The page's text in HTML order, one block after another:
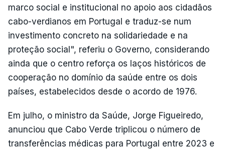
marco social e institucional no apoio aos cidadãos
cabo-verdianos em Portugal e traduz-se num
investimento concreto na solidariedade e na
proteção social", referiu o Governo, considerando
ainda que o centro reforça os laços históricos de
cooperação no domínio da saúde entre os dois
países, estabelecidos desde o acordo de 1976.
Em julho, o ministro da Saúde, Jorge Figueiredo,
anunciou que Cabo Verde triplicou o número de
transferências médicas para Portugal entre 2023 e